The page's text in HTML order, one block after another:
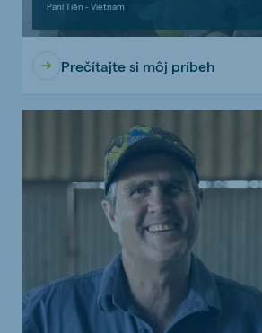
Paní Tiên - Vietnam
Prečítajte si môj príbeh